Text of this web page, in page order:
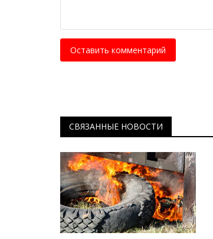
Оставить комментарий
СВЯЗАННЫЕ НОВОСТИ